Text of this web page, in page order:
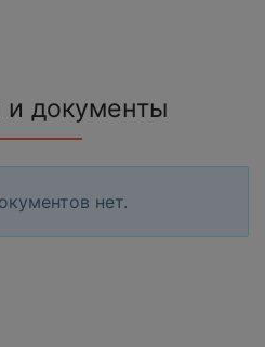
документы
нет.